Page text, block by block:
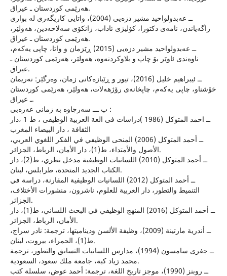
هه‌رێمى كوردستان ـ عیراق.
ــ عه‌بدولواحید مشیر دزه‌یى (2004)، واتایى كاریگه‌رى له‌ بوارى
راگه‌یاندن، نامه‌ى دكتورا، كۆلیژى ئاداب، زانكۆى سه‌لاحه‌دین، هه‌ولێر،
هه‌رێمى كوردستان ـ عیراق.
ــ عه‌بدولواحید مشیر دزه‌یى (2015) ڕێزمان و واتا، چاپى یه‌كه‌م،
ناوه‌ندى ئاوێر بۆ چاپ و بلاوكردنه‌وه‌، هه‌ولێر، هه‌رێمى كوردستان ـ
عیراق.
ــ ئیبراهیم خلیل (2016)، تیور و ڕێبازه‌كانى زمان، وه‌رگێر: نه‌ریمان
خۆشناو، چاپى یه‌كه‌م، چاپخانه‌ى رۆژهه‌لات، هه‌ولێر، هه‌رێمى كوردستان
ـ عیراق.
ب ـــ سه‌رچاوه‌ به‌ زمانى عه‌ره‌بى :
ــ احمد المتوكل (1986 )دراسات فى الغة العربية الوظيفى ، ط 1 ،دار
الثقافة ، دار البيضاء المغرب
ــ أحمد المتوكل (2006) المنحى الوظيفي في الفكر اللغوي العربي،
الأصول والأمتداء، ط(1)، دار الأمان، الرباط، الجزائر.
ــ أحمد المتوكل (2010) اللسانيات الوظيفية مدخل نظري، ط(2)، دار
الكتاب الجديد المتحدة، طرابلس، لبنان.
ــ أحمد المتوكل (2012) اللسانيات الوظيفية المقارنة، دراسة في
التنميط والتطور، دار العربية للعلوم، ناشرون، منشورات الأختلاف،
الجزائر.
ــ أحمد المتوكل (2016) المنهج الوظيفي في البحث اللساني، ط(1)، دار
الأمان، الرباط، الجزائر.
ــ أندرية مارتينة (2009)، وظيفة الألسن وديناميتها، ترجمة: نادر سراج،
ط(1)، الحمراء، بيروت، لبنان.
ــ جفرى سامسون (1994)، مدارس اللسانيات التسابق والتطور، ترجمة
محمد زياد كبة، جامعة ملك سعود، السعودية.
ــ روبنز (1990)، موجز تاريخ اللغة، ترجمة: أحمد عوض، سلسلة كتب